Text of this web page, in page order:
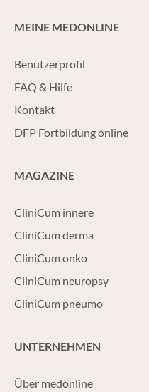
MEINE MEDONLINE
Benutzerprofil
FAQ & Hilfe
Kontakt
DFP Fortbildung online
MAGAZINE
CliniCum innere
CliniCum derma
CliniCum onko
CliniCum neuropsy
CliniCum pneumo
UNTERNEHMEN
Über medonline